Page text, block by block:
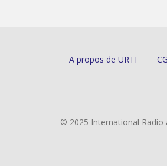
A propos de URTI
© 2025 International Radio